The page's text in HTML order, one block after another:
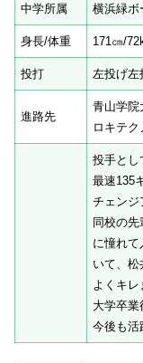
中学所属 横浜緑ボ
身長/体重 171㎝/
投打 左投げ左
進路先
青山学院
ロキテク
投手とし
最速135
チェンジ
同校の
に憧れて
いて、松
よくキレ
大学卒業
今後も活